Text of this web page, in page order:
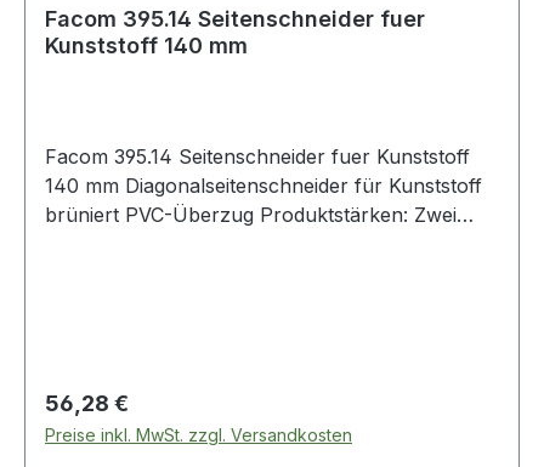
Facom 395.14 Seitenschneider fuer
Kunststoff 140 mm
Facom 395.14 Seitenschneider fuer Kunststoff
140 mm Diagonalseitenschneider für Kunststoff
brüniert PVC-Überzug Produktstärken: Zwei
Regulärer Preis:
56,28 €
Preise inkl. MwSt. zzgl. Versandkosten